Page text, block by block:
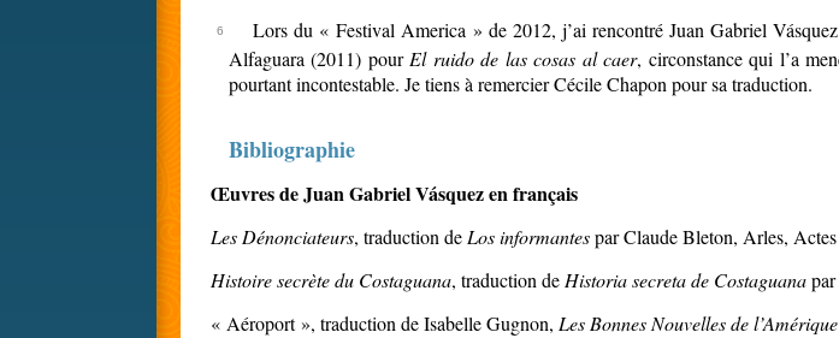
Lors du « Festival America » de 2012, j’ai rencontré Juan Gabriel
Alfaguara (2011) pour El ruido de las cosas al caer, circonstance qui l’a
pourtant incontestable. Je tiens à remercier Cécile Chapon pour sa traduction.
Bibliographie
Œuvres de Juan Gabriel Vásquez en français
Les Dénonciateurs, traduction de Los informantespar Claude Bleton, Arles,
Histoire secrète du Costaguana, traduction de Historia secreta de Costaguana
« Aéroport », traduction de Isabelle Gugnon,
Les Bonnes Nouvelles de